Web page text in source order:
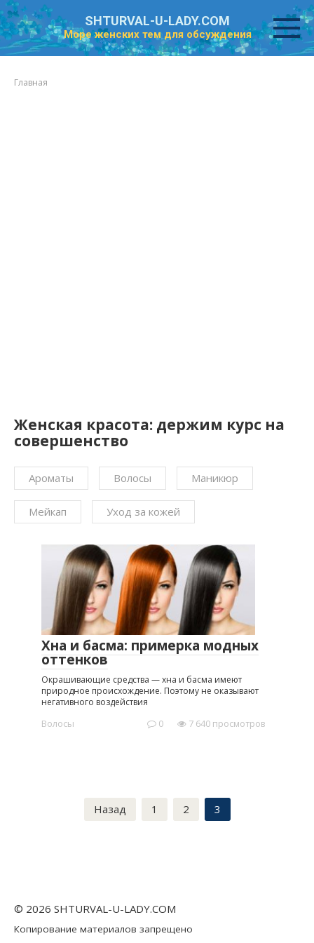
Перейти
к
контенту
SHTURVAL-U-LADY.COM
Море женских тем для обсуждения
Главная
Женская красота: держим курс на
совершенство
Ароматы Волосы Маникюр
Мейкап Уход за кожей
Хна и басма: примерка модных
оттенков
Окрашивающие средства — хна и басма имеют
природное происхождение. Поэтому не оказывают
негативного воздействия
Волосы 0 7 640 просмотров
Назад 1 2 3
© 2026 SHTURVAL-U-LADY.COM
Копирование материалов запрещено